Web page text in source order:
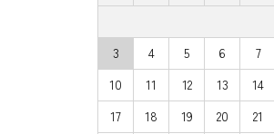
3
4 5 6 7
10
11 12 13 14
17
18 19 20 21